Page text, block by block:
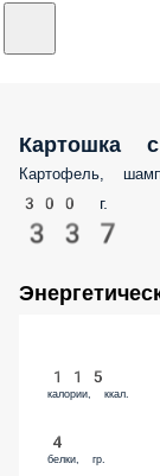
Картошка
Картофель,
300 г.
337
115
калории, ккал.
4
белки, гр.